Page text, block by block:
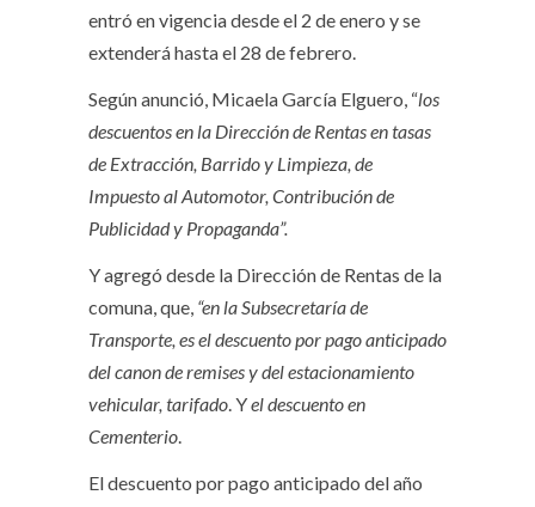
entró en vigencia desde el 2 de enero y se
extenderá hasta el 28 de febrero.
Según anunció, Micaela García Elguero, “los
descuentos en la Dirección de Rentas en tasas
de Extracción, Barrido y Limpieza, de
Impuesto al Automotor, Contribución de
Publicidad y Propaganda”.
Y agregó desde la Dirección de Rentas de la
comuna, que, “en la Subsecretaría de
Transporte, es el descuento por pago anticipado
del canon de remises y del estacionamiento
vehicular, tarifado. Yel descuento en
Cementerio.
El descuento por pago anticipado del año